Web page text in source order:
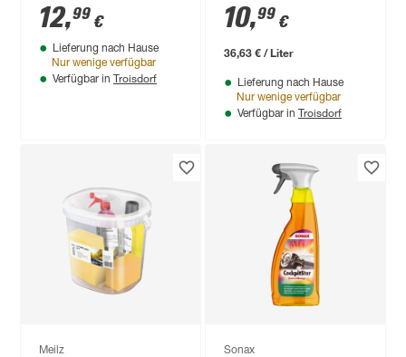
12,99 €
Lieferung nach Hause
Nur wenige verfügbar
Verfügbar in Troisdorf
schwarz 300 ml
10,99 €
36,63 € / Liter
Lieferung nach Hause
Nur wenige verfügbar
Verfügbar in Troisdorf
Meilz Sonax